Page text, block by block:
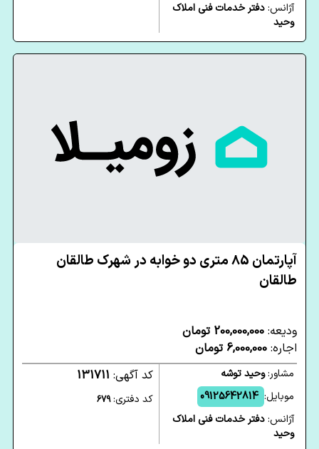
آژانس:دفتر خدمات فنی املاک
وحید
آپارتمان 85 متری دو خوابه در شهرک طالقان
طالقان
ودیعه: 200,000,000 تومان
اجاره: 6,000,000 تومان
مشاور:وحید توشه
موبایل: 09125642814
آژانس:دفتر خدمات فنی املاک
وحید
کد آگهی: 131711
کد دفتری:679